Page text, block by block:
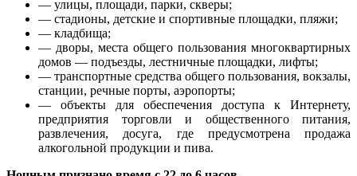
— улицы, площади, парки, скверы;
— стадионы, детские и спортивные площадки, пляжи;
— кладбища;
— дворы, места общего пользования многоквартирных
домов — подъезды, лестничные площадки, лифты;
— транспортные средства общего пользования, вокзалы,
станции, речные порты, аэропорты;
— объекты для обеспечения доступа к Интернету,
предприятия торговли и общественного питания,
развлечения, досуга, где предусмотрена продажа
алкогольной продукции и пива.